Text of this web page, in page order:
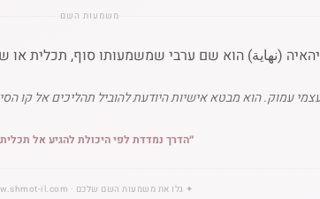
משמעות השם
(نهاية) הוא שם ערבי שמשמעותו סוף, תכלית או
עמוק. הוא מבטא אישיות היודעת להוביל תהליכים אל קו
״הדרך נמדדת לפי היכולת להגיע אל
✦ גלו את משמעות השם שלכם · www.shmot-il.com